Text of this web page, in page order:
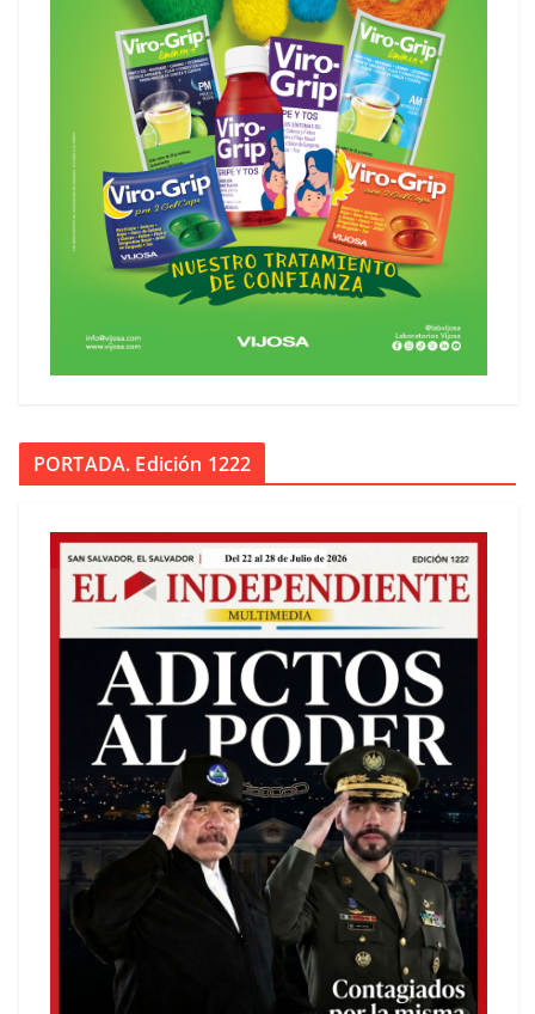
PORTADA. Edición 1222